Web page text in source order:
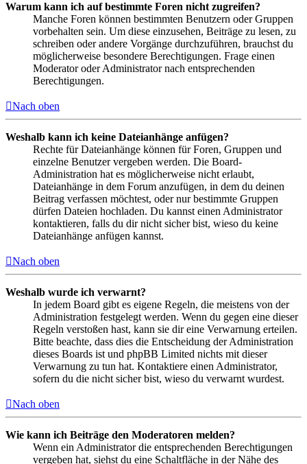
Warum kann ich auf bestimmte Foren nicht zugreifen?
Manche Foren können bestimmten Benutzern oder Gruppen
vorbehalten sein. Um diese einzusehen, Beiträge zu lesen, zu
schreiben oder andere Vorgänge durchzuführen, brauchst du
möglicherweise besondere Berechtigungen. Frage einen
Moderator oder Administrator nach entsprechenden
Berechtigungen.
Nach oben
Weshalb kann ich keine Dateianhänge anfügen?
Rechte für Dateianhänge können für Foren, Gruppen und
einzelne Benutzer vergeben werden. Die Board-
Administration hat es möglicherweise nicht erlaubt,
Dateianhänge in dem Forum anzufügen, in dem du deinen
Beitrag verfassen möchtest, oder nur bestimmte Gruppen
dürfen Dateien hochladen. Du kannst einen Administrator
kontaktieren, falls du dir nicht sicher bist, wieso du keine
Dateianhänge anfügen kannst.
Nach oben
Weshalb wurde ich verwarnt?
In jedem Board gibt es eigene Regeln, die meistens von der
Administration festgelegt werden. Wenn du gegen eine dieser
Regeln verstoßen hast, kann sie dir eine Verwarnung erteilen.
Bitte beachte, dass dies die Entscheidung der Administration
dieses Boards ist und phpBB Limited nichts mit dieser
Verwarnung zu tun hat. Kontaktiere einen Administrator,
sofern du die nicht sicher bist, wieso du verwarnt wurdest.
Nach oben
Wie kann ich Beiträge den Moderatoren melden?
Wenn ein Administrator die entsprechenden Berechtigungen
vergeben hat, siehst du eine Schaltfläche in der Nähe des